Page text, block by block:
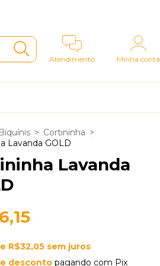
Atendimento Minha conta
Biquínis > Cortininha >
Lavanda GOLD
Lavanda
R$32,05 sem juros
descontopagando com Pix